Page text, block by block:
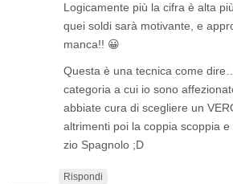
Logicamente più la cifra è alta
quei soldi sarà motivante, e
manca!! 😀
Questa è una tecnica come
categoria a cui io sono
abbiate cura di scegliere un
altrimenti poi la coppia scoppia
zio Spagnolo ;D
Rispondi